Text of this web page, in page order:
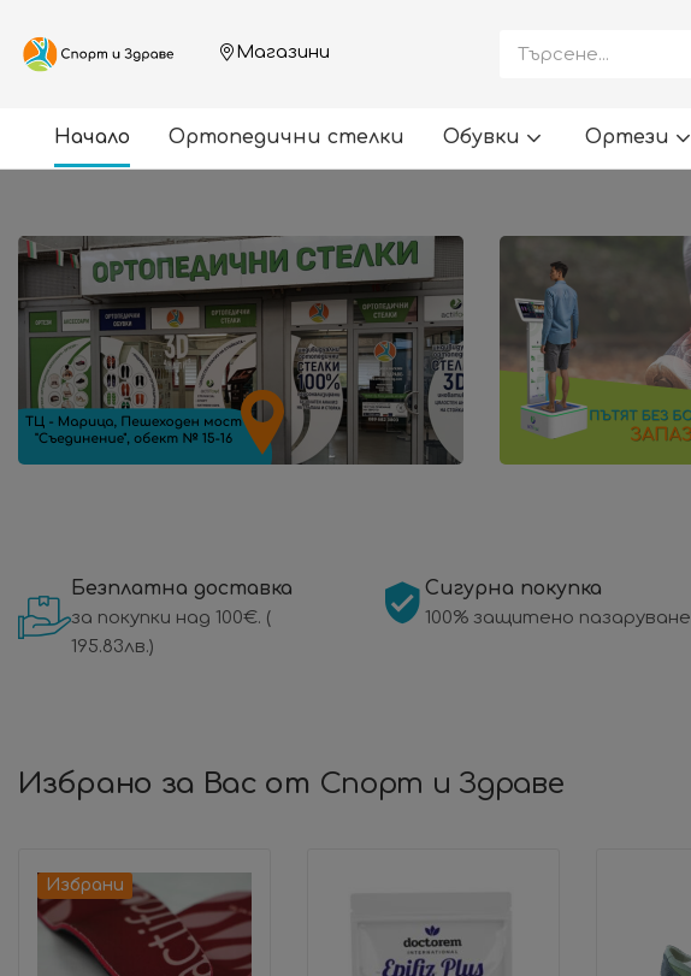
Магазини
Начало Ортопедични стелки Обувки Ортези
Безплатна доставка
за покупки над 100€. (
195.83лв.)
Сигурна покупка
100% защитено пазаруване
Избрано за Вас от Спорт и Здраве
Избрани